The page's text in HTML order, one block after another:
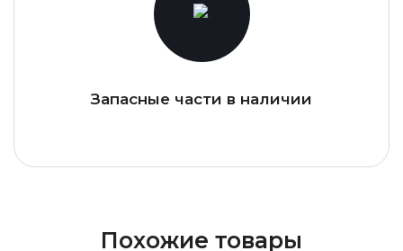
Запасные части в наличии
Похожие товары